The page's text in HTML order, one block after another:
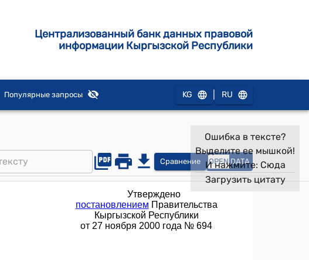
Централизованный банк данных правовой
информации Кыргызской Республики
Популярные запросы KG RU
Сравнение OPEN DATA
Ошибка в тексте?
Выделите ее мышкой!
И нажмите: Сюда
Загрузить цитату